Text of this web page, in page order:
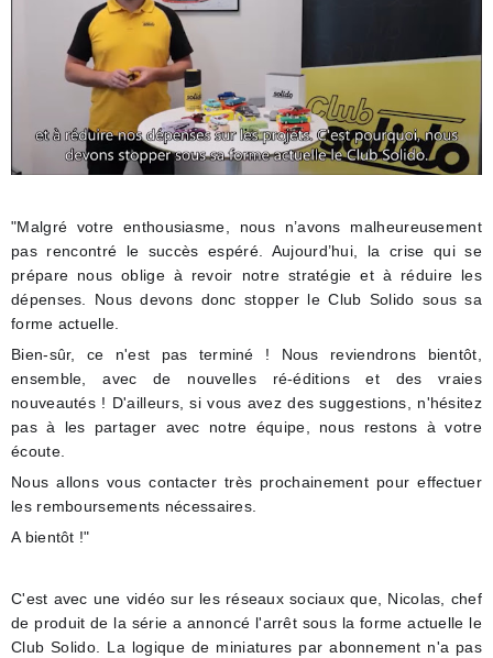
"Malgré votre enthousiasme, nous n’avons malheureusement
pas rencontré le succès espéré. Aujourd’hui, la crise qui se
prépare nous oblige à revoir notre stratégie et à réduire les
dépenses. Nous devons donc stopper le Club Solido sous sa
forme actuelle.
Bien-sûr, ce n'est pas terminé ! Nous reviendrons bientôt,
ensemble, avec de nouvelles ré-éditions et des vraies
nouveautés ! D'ailleurs, si vous avez des suggestions, n'hésitez
pas à les partager avec notre équipe, nous restons à votre
écoute.
Nous allons vous contacter très prochainement pour effectuer
les remboursements nécessaires.
A bientôt !"
C'est avec une vidéo sur les réseaux sociaux que, Nicolas, chef
de produit de la série a annoncé l'arrêt sous la forme actuelle le
Club Solido. La logique de miniatures par abonnement n'a pas